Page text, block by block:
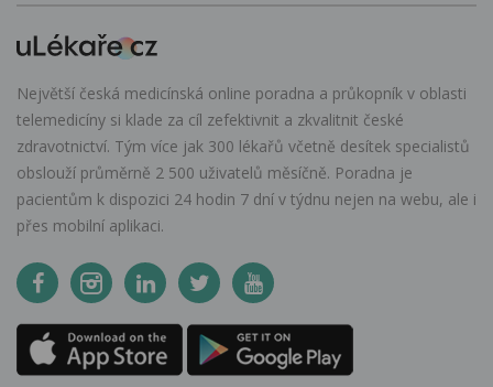
Největší česká medicínská online poradna a průkopník v oblasti
telemedicíny si klade za cíl zefektivnit a zkvalitnit české
zdravotnictví. Tým více jak 300 lékařů včetně desítek specialistů
obslouží průměrně 2 500 uživatelů měsíčně. Poradna je
pacientům k dispozici 24 hodin 7 dní v týdnu nejen na webu, ale i
přes mobilní aplikaci.